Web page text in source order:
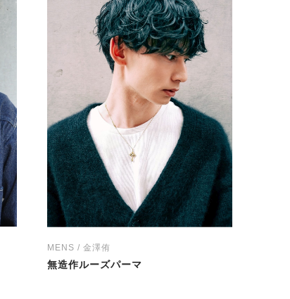
MENS / 金澤侑
無造作ルーズパーマ